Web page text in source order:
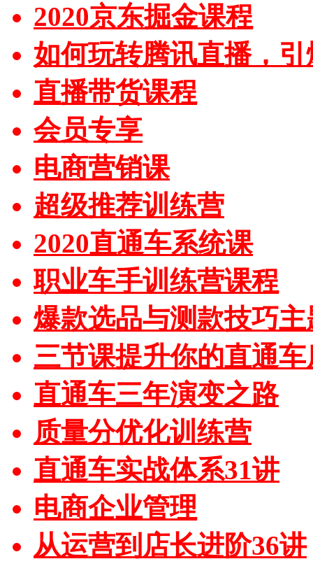
2020京东掘金课程
如何玩转腾讯直播，
直播带货课程
会员专享
电商营销课
超级推荐训练营
2020直通车系统课
职业车手训练营课程
爆款选品与测款技巧主
三节课提升你的直通
直通车三年演变之路
质量分优化训练营
直通车实战体系31讲
电商企业管理
从运营到店长进阶36讲